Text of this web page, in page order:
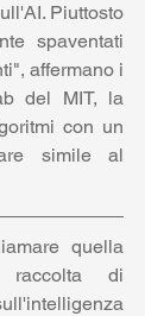
Piuttosto
spaventati
affermano i
del MIT, la
con un
simile al
quella
raccolta di